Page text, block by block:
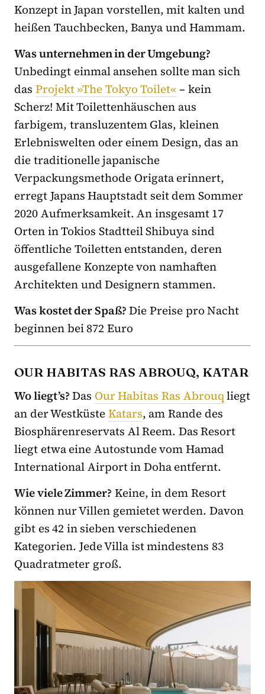
Konzept in Japan vorstellen, mit kalten und
heißen Tauchbecken, Banya und Hammam.
Was unternehmen in der Umgebung?
Unbedingt einmal ansehen sollte man sich
das Projekt »The Tokyo Toilet«– kein
Scherz! Mit Toilettenhäuschen aus
farbigem, transluzentem Glas, kleinen
Erlebniswelten oder einem Design, das an
die traditionelle japanische
Verpackungsmethode Origata erinnert,
erregt Japans Hauptstadt seit dem Sommer
2020 Aufmerksamkeit. An insgesamt 17
Orten in Tokios Stadtteil Shibuya sind
öffentliche Toiletten entstanden, deren
ausgefallene Konzepte von namhaften
Architekten und Designern stammen.
Was kostet der Spaß?Die Preise pro Nacht
beginnen bei 872 Euro
OUR HABITAS RAS ABROUQ, KATAR
Wo liegt’s?Das Our Habitas Ras Abrouqliegt
an der WestküsteKatars, am Rande des
Biosphärenreservats Al Reem. Das Resort
liegt etwa eine Autostunde vom Hamad
International Airport in Doha entfernt.
Wie viele Zimmer? Keine, in dem Resort
können nur Villen gemietet werden. Davon
gibt es 42 in sieben verschiedenen
Kategorien. Jede Villa ist mindestens 83
Quadratmeter groß.